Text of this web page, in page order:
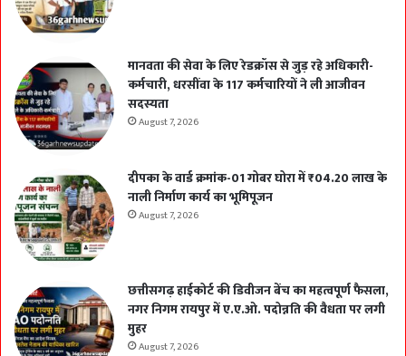
मानवता की सेवा के लिए रेडक्रॉस से जुड़ रहे अधिकारी-
कर्मचारी, धरसींवा के 117 कर्मचारियों ने ली आजीवन
सदस्यता
August 7, 2026
दीपका के वार्ड क्रमांक-01 गोबर घोरा में ₹04.20 लाख के
नाली निर्माण कार्य का भूमिपूजन
August 7, 2026
छत्तीसगढ़ हाईकोर्ट की डिवीजन बेंच का महत्वपूर्ण फैसला,
नगर निगम रायपुर में ए.ए.ओ. पदोन्नति की वैधता पर लगी
मुहर
August 7, 2026